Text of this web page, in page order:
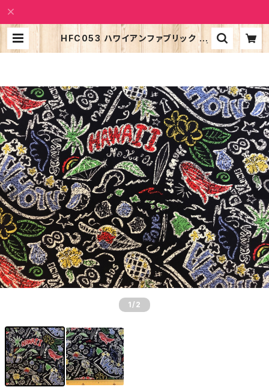
HFC053 ハワイアンファブリック コ
ットン100％ 数量5（50cm）から |
1 /2